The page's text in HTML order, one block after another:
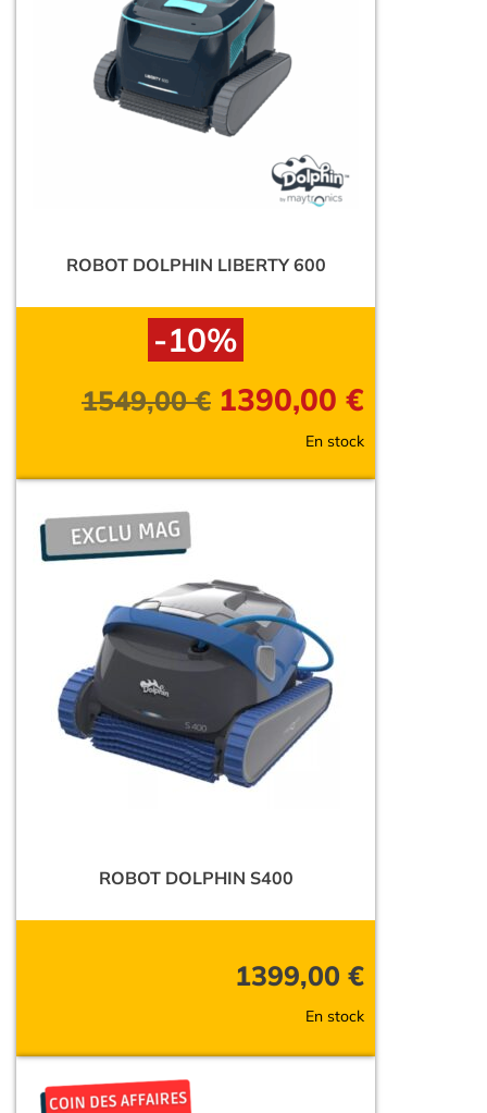
ROBOT DOLPHIN LIBERTY 600
-10%
1549,00€ 1390,00 €
En stock
ROBOT DOLPHIN S400
1399,00 €
En stock